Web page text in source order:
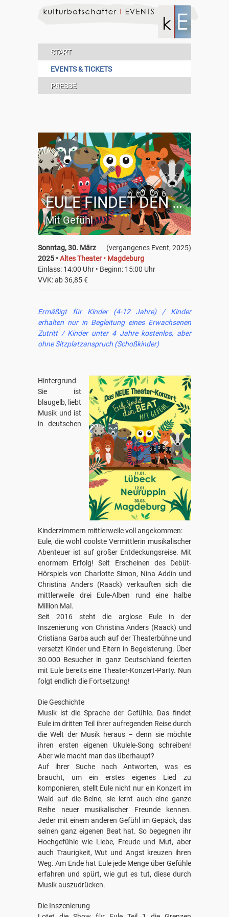
START
EVENTS & TICKETS
PRESSE
EULE FINDET DEN BEAT
Mit Gefühl
(vergangenes Event, 2025)
Sonntag, 30. März
2025 •Altes Theater • Magdeburg
Einlass: 14:00 Uhr • Beginn: 15:00 Uhr
VVK: ab 36,85 €
Ermäßigt für Kinder (4-12 Jahre) / Kinder
erhalten nur in Begleitung eines Erwachsenen
Zutritt / Kinder unter 4 Jahre kostenlos, aber
ohne Sitzplatzanspruch (Schoßkinder)
Hintergrund
Sie ist
blaugelb, liebt
Musik und ist
in deutschen
Kinderzimmern mittlerweile voll angekommen:
Eule, die wohl coolste Vermittlerin musikalischer
Abenteuer ist auf großer Entdeckungsreise. Mit
enormem Erfolg! Seit Erscheinen des Debüt-
Hörspiels von Charlotte Simon, Nina Addin und
Christina Anders (Raack) verkauften sich die
mittlerweile drei Eule-Alben rund eine halbe
Million Mal.
Seit 2016 steht die arglose Eule in der
Inszenierung von Christina Anders (Raack) und
Cristiana Garba auch auf der Theaterbühne und
versetzt Kinder und Eltern in Begeisterung. Über
30.000 Besucher in ganz Deutschland feierten
mit Eule bereits eine Theater-Konzert-Party. Nun
folgt endlich die Fortsetzung!
Die Geschichte
Musik ist die Sprache der Gefühle. Das findet
Eule im dritten Teil ihrer aufregenden Reise durch
die Welt der Musik heraus – denn sie möchte
ihren ersten eigenen Ukulele-Song schreiben!
Aber wie macht man das überhaupt?
Auf ihrer Suche nach Antworten, was es
braucht, um ein erstes eigenes Lied zu
komponieren, stellt Eule nicht nur ein Konzert im
Wald auf die Beine, sie lernt auch eine ganze
Reihe neuer musikalischer Freunde kennen.
Jeder mit einem anderen Gefühl im Gepäck, das
seinen ganz eigenen Beat hat. So begegnen ihr
Hochgefühle wie Liebe, Freude und Mut, aber
auch Traurigkeit, Wut und Angst kreuzen ihren
Weg. Am Ende hat Eule jede Menge über Gefühle
erfahren und spürt, wie gut es tut, diese durch
Musik auszudrücken.
Die Inszenierung